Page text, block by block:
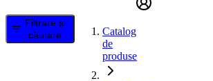
Filtrare și
căutare
Catalog
de
produse